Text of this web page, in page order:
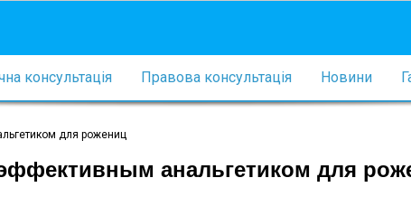
консультація Правова консультація Новини
для рожениц
анальгетиком для